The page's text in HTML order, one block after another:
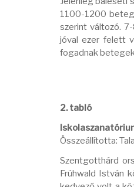
1100-1200
szerint változó.
jóval ezer felett
fogadnak
2. tabló
Összeállította:
Szentgotthárd
Frühwald István